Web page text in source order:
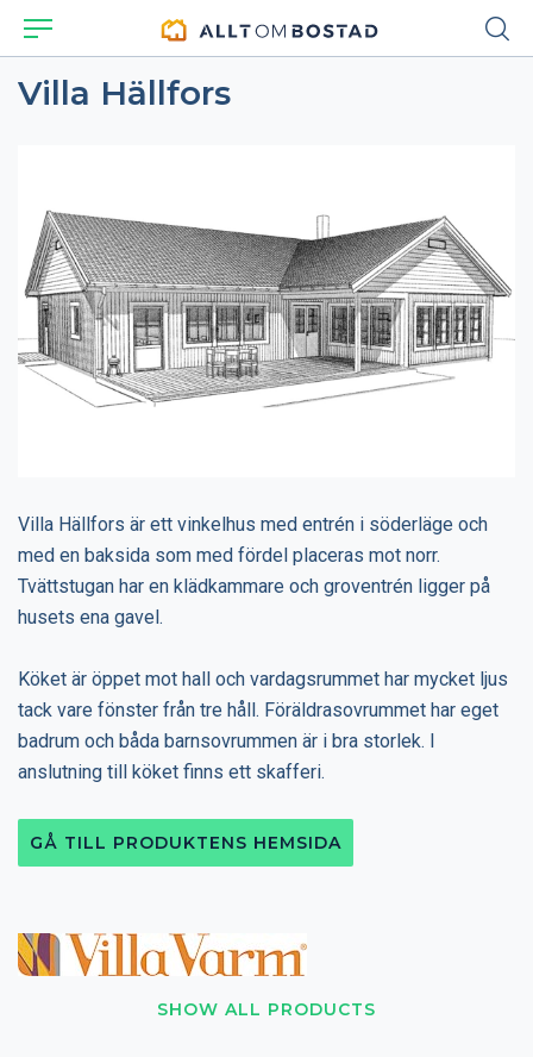
Villa Hällfors
SHOW ALL PRODUCTS
Villa Hällfors är ett vinkelhus med entrén i söderläge och
med en baksida som med fördel placeras mot norr.
Tvättstugan har en klädkammare och groventrén ligger på
husets ena gavel.
Köket är öppet mot hall och vardagsrummet har mycket ljus
tack vare fönster från tre håll. Föräldrasovrummet har eget
badrum och båda barnsovrummen är i bra storlek. I
anslutning till köket finns ett skafferi.
GÅ TILL PRODUKTENS HEMSIDA